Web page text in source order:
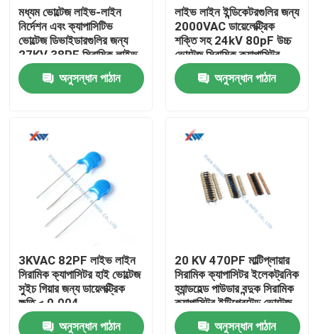
VR প্রদর্শন
আমাদের সম্পর্কে
কারখানা ভ্রমণ
মধ্যম ভোল্টেজ লাইভ-লাইন
নির্দেশন এবং ক্যাপাসিটিভ
ভোল্টেজ ডিভাইডারগুলির জন্য
27KV 38PF সিরামিক লাইভ
লাইন ক্যাপাসিটর
অনুসন্ধান পাঠান
লাইভ লাইন ইন্ডিকেটরগুলির জন্য
2000VAC ডায়েলেক্ট্রিক
শক্তি সহ 24kV 80pF উচ্চ
ভোল্টেজ সিরামিক ক্যাপাসিটর
অনুসন্ধান পাঠান
3KVAC 82PF লাইভ লাইন
সিরামিক ক্যাপাসিটর হাই ভোল্টেজ
সুইচ গিয়ার জন্য ডায়েলক্ট্রিক
ক্ষতি < 0.004
অনুসন্ধান পাঠান
20 KV 470PF মাল্টিপ্লায়ার
সিরামিক ক্যাপাসিটর ইলেকট্রনিক
হ্যান্ডহেল্ড পাউডার বন্দুক সিরামিক
ক্যাপাসিটর ইন্টিগ্রেটেড ভোল্টেজ
ডবলার
অনুসন্ধান পাঠান